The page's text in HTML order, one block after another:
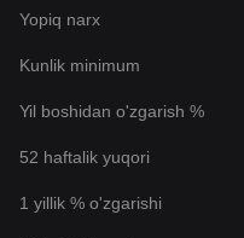
Yopiq narx
Kunlik minimum
Yil boshidan o'zgarish %
52 haftalik yuqori
1 yillik % o'zgarishi